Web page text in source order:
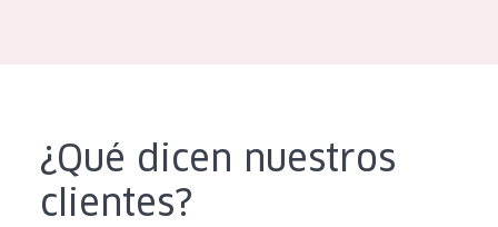
TIPO DE PIEL
Piel sensible
¿Qué dicen nuestros
clientes?